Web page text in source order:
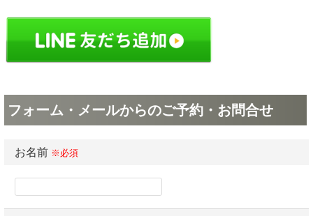
フォーム・メールからのご予約・お問合せ
お名前 ※必須